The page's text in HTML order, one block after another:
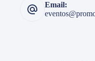
Email: